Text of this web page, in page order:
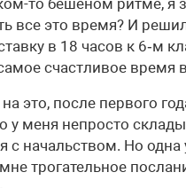
все это время? И
в 18 часов к 6‑м
счастливое время
это, после первого
у меня непросто
с начальством. Но одна
трогательное